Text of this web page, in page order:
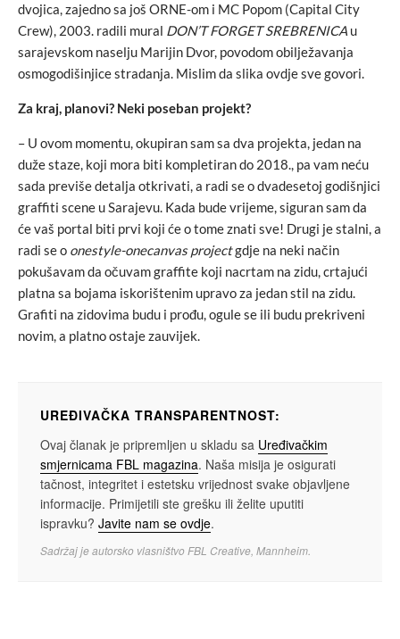
dvojica, zajedno sa još ORNE-om i MC Popom (Capital City
Crew), 2003. radili mural DON’T FORGET SREBRENICA u
sarajevskom naselju Marijin Dvor, povodom obilježavanja
osmogodišinjice stradanja. Mislim da slika ovdje sve govori.
Za kraj, planovi? Neki poseban projekt?
– U ovom momentu, okupiran sam sa dva projekta, jedan na
duže staze, koji mora biti kompletiran do 2018., pa vam neću
sada previše detalja otkrivati, a radi se o dvadesetoj godišnjici
graffiti scene u Sarajevu. Kada bude vrijeme, siguran sam da
će vaš portal biti prvi koji će o tome znati sve! Drugi je stalni, a
radi se o onestyle-onecanvas projectgdje na neki način
pokušavam da očuvam graffite koji nacrtam na zidu, crtajući
platna sa bojama iskorištenim upravo za jedan stil na zidu.
Grafiti na zidovima budu i prođu, ogule se ili budu prekriveni
novim, a platno ostaje zauvijek.
UREĐIVAČKA TRANSPARENTNOST:
Ovaj članak je pripremljen u skladu sa Uređivačkim
smjernicama FBL magazina. Naša misija je osigurati
tačnost, integritet i estetsku vrijednost svake objavljene
informacije. Primijetili ste grešku ili želite uputiti
ispravku? Javite nam se ovdje.
Sadržaj je autorsko vlasništvo FBL Creative, Mannheim.